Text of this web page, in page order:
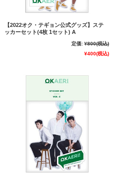
【2022オク・テギョン公式グッズ】ステ
ッカーセット(4枚 1セット) A
定価: ¥800(税込)
¥400(税込)